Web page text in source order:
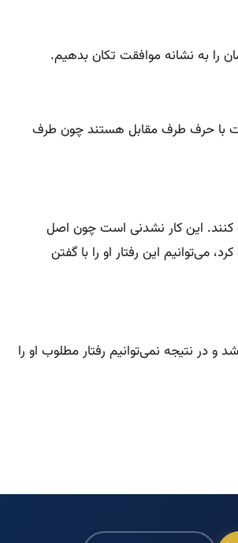
را به نشانه موافقت تکان بدهیم.
با حرف طرف مقابل هستند چون طرف
کنند. این کار نشدنی است چون اصل
می‌توانیم این رفتار او را با گفتن
در نتیجه نمی‌توانیم رفتار مطلوب او را